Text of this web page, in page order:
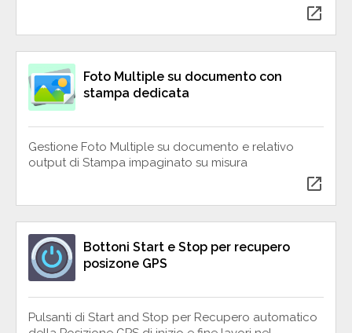
open_in_new
Foto Multiple su documento con
stampa dedicata
Gestione Foto Multiple su documento e relativo
output di Stampa impaginato su misura
open_in_new
Bottoni Start e Stop per recupero
posizone GPS
Pulsanti di Start and Stop per Recupero automatico